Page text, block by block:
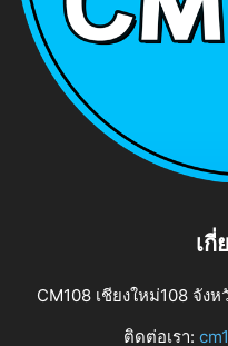
เกี่
CM108 เชียงใหม่108 จัง
ติดต่อเรา: